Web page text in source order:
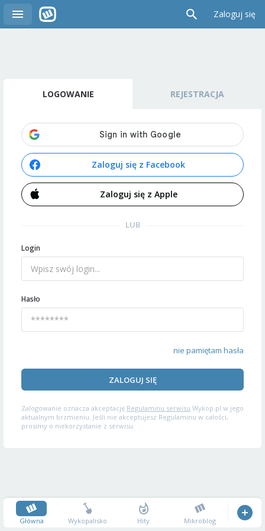
Zaloguj się
LOGOWANIE REJESTRACJA
Zaloguj się z Facebook
Zaloguj się z Apple
LUB
Login
Hasło
nie pamiętam hasła
ZALOGUJ SIĘ
Zalogowanie oznacza akceptację Regulaminu serwisu Wykop.pl w jego
aktualnym brzmieniu. Jeśli nie akceptujesz Regulaminu w całości,
prosimy o niekorzystanie z serwisu.
Główna Wykopalisko Hity Mikroblog